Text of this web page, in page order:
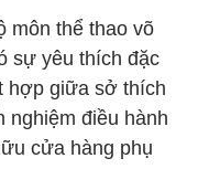
môn thể thao võ
sự yêu thích đặc
hợp giữa sở thích
nghiệm điều hành
cửa hàng phụ